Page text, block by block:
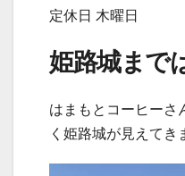
定休日 木曜日
姫路城まで
はまもとコーヒーさ
く姫路城が見えてき